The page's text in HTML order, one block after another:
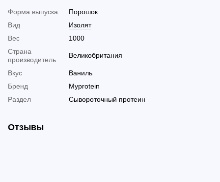
Форма выпуска
Порошок
Вид
Изолят
Вес
1000
Страна
производитель
Великобритания
Вкус
Ваниль
Бренд
Myprotein
Раздел
Сывороточный протеин
Отзывы